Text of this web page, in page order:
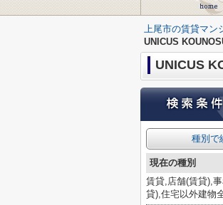
上尾市の賃貸マン
UNICUS
UNICUS
種別で
現在の種別
賃貸,店舗(賃貸),
貸),住宅以外建物